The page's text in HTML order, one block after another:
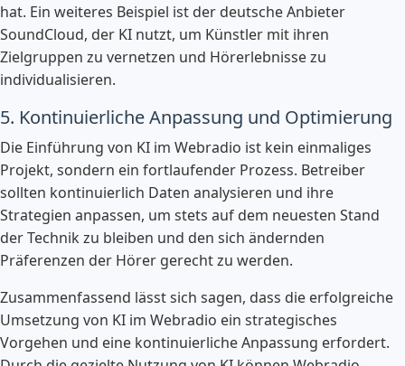
hat. Ein weiteres Beispiel ist der deutsche Anbieter
SoundCloud, der KI nutzt, um Künstler mit ihren
Zielgruppen zu vernetzen und Hörerlebnisse zu
individualisieren.
5. Kontinuierliche Anpassung und Optimierung
Die Einführung von KI im Webradio ist kein einmaliges
Projekt, sondern ein fortlaufender Prozess. Betreiber
sollten kontinuierlich Daten analysieren und ihre
Strategien anpassen, um stets auf dem neuesten Stand
der Technik zu bleiben und den sich ändernden
Präferenzen der Hörer gerecht zu werden.
Zusammenfassend lässt sich sagen, dass die erfolgreiche
Umsetzung von KI im Webradio ein strategisches
Vorgehen und eine kontinuierliche Anpassung erfordert.